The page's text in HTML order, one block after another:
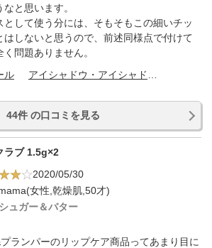
と思います。
として使う分には、そもそもこの細いチッ
はしないと思うので、前述同様点で付けて
問題ありません。
ル
44件 の口コミを見る
ラブ 1.5g×2
2020/05/30
女性,乾燥肌,50才)
シュガー＆バター
ランパーのリップケア商品ってあまり目に